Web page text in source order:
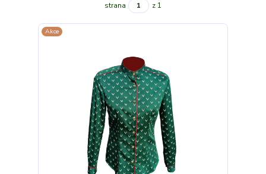
strana z 1
Akce